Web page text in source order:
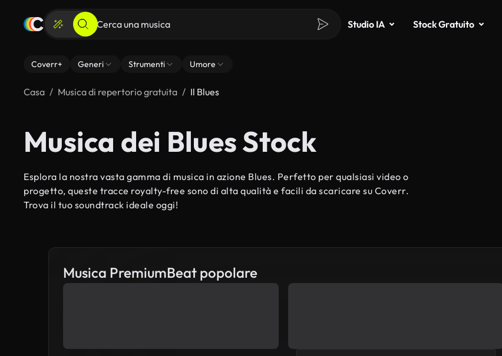
Studio IA Stock Gratuito
Coverr+ Generi Strumenti Umore
Casa Musica di repertorio gratuita Il Blues
Musica dei Blues Stock
Esplora la nostra vasta gamma di musica in azione Blues. Perfetto per qualsiasi video o
progetto, queste tracce royalty-free sono di alta qualità e facili da scaricare su Coverr.
Trova il tuo soundtrack ideale oggi!
Musica PremiumBeat popolare